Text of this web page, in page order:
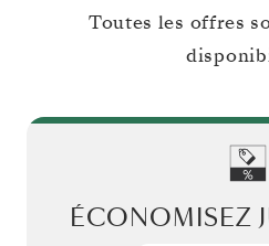
Toutes les offres
ÉCONOMISEZ